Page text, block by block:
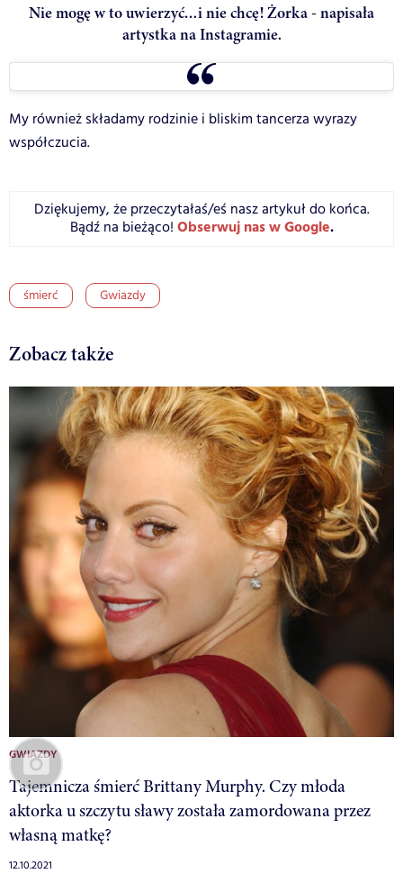
Nie mogę w to uwierzyć…i nie chcę! Żorka - napisała
artystka na Instagramie.
My również składamy rodzinie i bliskim tancerza wyrazy
współczucia.
Dziękujemy, że przeczytałaś/eś nasz artykuł do końca.
Bądź na bieżąco! Obserwuj nas w Google.
śmierć Gwiazdy
Zobacz także
GWIAZDY
Tajemnicza śmierć Brittany Murphy. Czy młoda
aktorka u szczytu sławy została zamordowana przez
własną matkę?
12.10.2021